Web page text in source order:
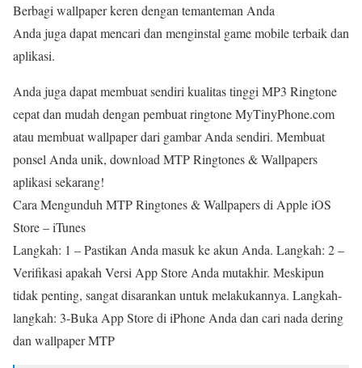
Berbagi wallpaper keren dengan temanteman Anda
Anda juga dapat mencari dan menginstal game mobile terbaik dan
aplikasi.
Anda juga dapat membuat sendiri kualitas tinggi MP3 Ringtone
cepat dan mudah dengan pembuat ringtone MyTinyPhone.com
atau membuat wallpaper dari gambar Anda sendiri. Membuat
ponsel Anda unik, download MTP Ringtones & Wallpapers
aplikasi sekarang!
Cara Mengunduh MTP Ringtones & Wallpapers di Apple iOS
Store – iTunes
Langkah: 1 – Pastikan Anda masuk ke akun Anda. Langkah: 2 –
Verifikasi apakah Versi App Store Anda mutakhir. Meskipun
tidak penting, sangat disarankan untuk melakukannya. Langkah-
langkah: 3-Buka App Store di iPhone Anda dan cari nada dering
dan wallpaper MTP